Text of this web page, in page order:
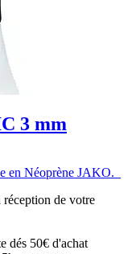
3 mm
en Néoprène JAKO.
réception de votre
dés 50€ d'achat